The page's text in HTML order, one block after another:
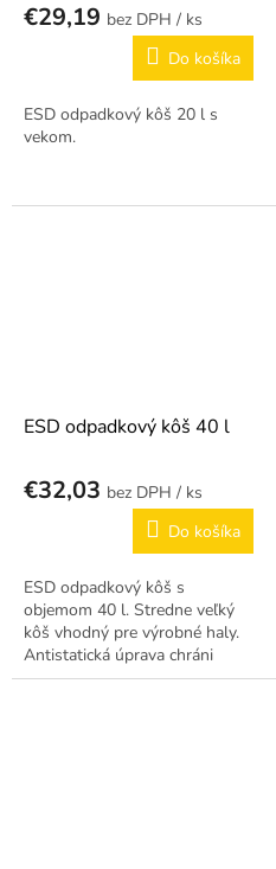
€29,19
/ ks
Do košíka
ESD odpadkový kôš 20 l s
vekom.
ESD odpadkový kôš 40 l
€32,03
/ ks
Do košíka
ESD odpadkový kôš s
objemom 40 l. Stredne veľký
kôš vhodný pre výrobné haly.
Antistatická úprava chráni
citlivé súčiastky v EPA